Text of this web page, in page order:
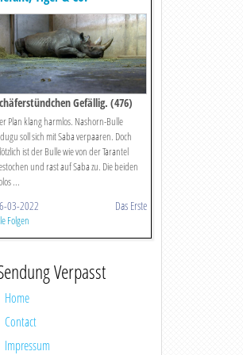
Gefällig. (476)
Plan klang harmlos. Nashorn-Bulle
soll sich mit Saba verpaaren. Doch
ist der Bulle wie von der Tarantel
und rast auf Saba zu. Die beiden
...
03-2022 Das Erste
Folgen
Verpasst
Home
Contact
Impressum